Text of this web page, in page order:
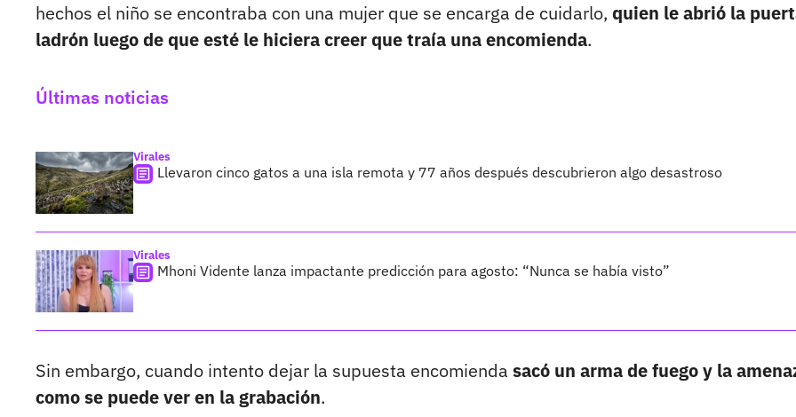
hechos el niño se encontraba con una mujer que se encarga de cuidarlo, quien le abrió la
ladrón luego de que esté le hiciera creer que traía una encomienda.
Últimas noticias
Virales
Llevaron cinco gatos a una isla remota y 77 años después descubrieron algo desastroso
Virales
Mhoni Vidente lanza impactante predicción para agosto: “Nunca se había visto”
Sin embargo, cuando intento dejar la supuesta encomienda sacó un arma de fuego y la
como se puede ver en la grabación.